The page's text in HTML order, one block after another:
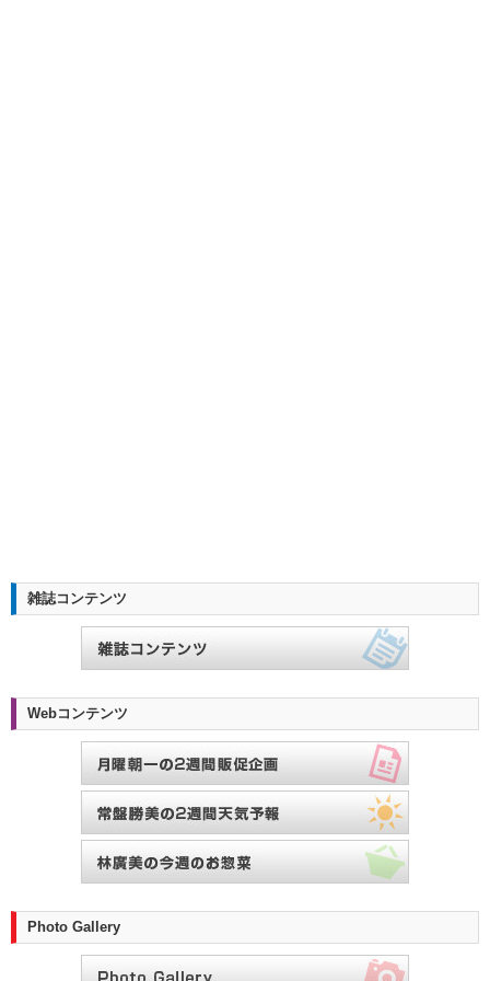
雑誌コンテンツ
Webコンテンツ
Photo Gallery